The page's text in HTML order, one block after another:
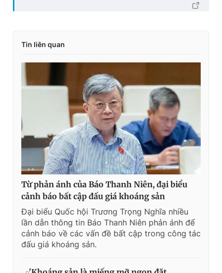
Tin liên quan
Từ phản ánh của Báo Thanh Niên, đại biểu
cảnh báo bất cập đấu giá khoáng sản
Đại biểu Quốc hội Trương Trọng Nghĩa nhiều
lần dẫn thông tin Báo Thanh Niên phản ánh để
cảnh báo về các vấn đề bất cập trong công tác
đấu giá khoáng sản.